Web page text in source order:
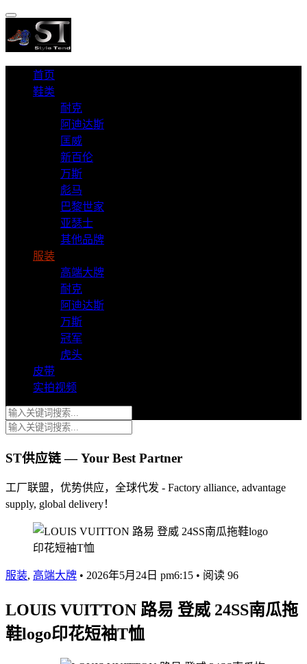
首页
鞋类
耐克
阿迪达斯
匡威
新百伦
万斯
彪马
巴黎世家
亚瑟士
其他品牌
服装
高端大牌
耐克
阿迪达斯
万斯
冠军
虎头
皮带
实拍视频
ST供应链 — Your Best Partner
工厂联盟，优势供应，全球代发 - Factory alliance, advantage
supply, global delivery！
服装, 高端大牌 • 2026年5月24日 pm6:15 • 阅读 96
LOUIS VUITTON 路易 登威 24SS南瓜拖
鞋logo印花短袖T恤